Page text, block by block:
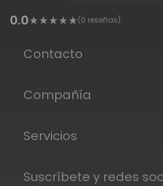
0.0 (0 reseñas)
Contacto
Compañía
Servicios
Suscríbete y redes